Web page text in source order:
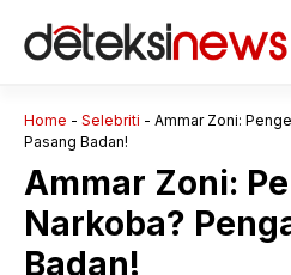
Home - Selebriti - Ammar Zoni:
Pasang Badan!
Ammar Zoni:
Narkoba?
Badan!